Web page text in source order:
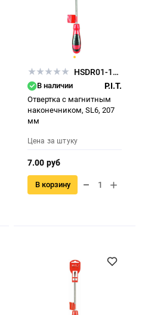
HSDR01-1006
В наличии P.I.T.
Отвертка с магнитным
наконечником, SL6, 207
мм
Цена за штуку
7.00 руб
В корзину